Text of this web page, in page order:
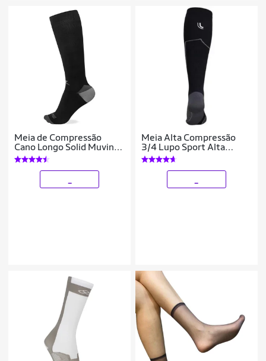
Meia de Compressão
Cano Longo Solid Muvin
Para Exercícios –
Conforto e Proteção
Contra Bolhas
Meia Alta Compressão
3/4 Lupo Sport Alta
Performance Dry - Cor
Preto